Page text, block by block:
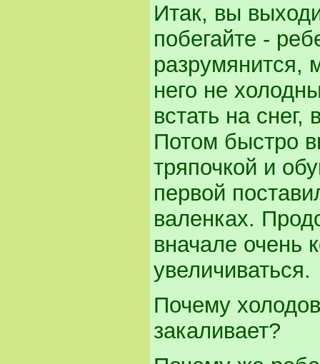
Итак, вы
побегайте -
разрумянится,
него не
встать на
Потом быстро
тряпочкой и
первой
валенках.
вначале очень
увеличиваться.
Почему
закаливает?